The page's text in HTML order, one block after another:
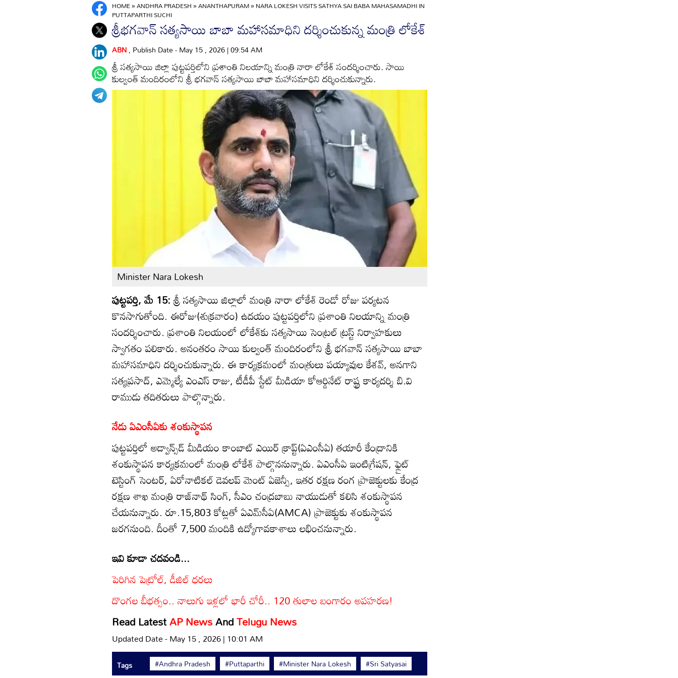
HOME»ANDHRA PRADESH»ANANTHAPURAM»NARA LOKESH VISITS SATHYA SAI BABA MAHASAMADHI IN
PUTTAPARTHI SUCHI
శ్రీభగవాన్ సత్యసాయి బాబా మహాసమాధిని దర్శించుకున్న మంత్రి లోకేశ్
ABN, Publish Date - May 15 , 2026 | 09:54 AM
శ్రీ సత్యసాయి జిల్లా పుట్టపర్తిలోని ప్రశాంతి నిలయాన్ని మంత్రి నారా లోకేశ్ సందర్శించారు. సాయి
కుల్వంత్ మందిరంలోని శ్రీ భగవాన్ సత్యసాయి బాబా మహాసమాధిని దర్శించుకున్నారు.
Minister Nara Lokesh
పుట్టపర్తి, మే 15:శ్రీ సత్యసాయి జిల్లాలో మంత్రి నారా లోకేశ్ రెండో రోజు పర్యటన
కొనసాగుతోంది. ఈరోజు(శుక్రవారం) ఉదయం పుట్టపర్తిలోని ప్రశాంతి నిలయాన్ని మంత్రి
సందర్శించారు. ప్రశాంతి నిలయంలో లోకేశ్‌కు సత్యసాయి సెంట్రల్ ట్రస్ట్ నిర్వాహకులు
స్వాగతం పలికారు. అనంతరం సాయి కుల్వంత్ మందిరంలోని శ్రీ భగవాన్ సత్యసాయి బాబా
మహాసమాధిని దర్శించుకున్నారు. ఈ కార్యక్రమంలో మంత్రులు పయ్యావుల కేశవ్, అనగాని
సత్యప్రసాద్, ఎమ్మెల్యే ఎంఎస్ రాజు, టీడీపీ స్టేట్ మీడియా కోఆర్డినేట్‌ రాష్ట్ర కార్యదర్శి బి.వి
రాముడు తదితరులు పాల్గొన్నారు.
నేడు ఏఎంసీఏకు శంకుస్థాపన
పుట్టపర్తిలో అడ్వాన్స్‌డ్ మీడియం కాంబాట్ ఎయిర్ క్రాప్ట్(ఏఎంసీఏ) తయారీ కేంద్రానికి
శంకుస్థాపన కార్యక్రమంలో మంత్రి లోకేశ్ పాల్గొననున్నారు. ఏఎంసీఏ ఇంటిగ్రేషన్, ఫ్లైట్
టెస్టింగ్ సెంటర్, ఏరోనాటికల్ డెవలప్ మెంట్ ఏజెన్సీ, ఇతర రక్షణ రంగ ప్రాజెక్టులకు కేంద్ర
రక్షణ శాఖ మంత్రి రాజ్‌నాథ్ సింగ్, సీఎం చంద్రబాబు నాయుడుతో కలిసి శంకుస్థాపన
చేయనున్నారు. రూ.15,803 కోట్లతో ఏఎమ్‌సీఏ(AMCA) ప్రాజెక్టుకు శంకుస్థాపన
జరగనుంది. దీంతో 7,500 మందికి ఉద్యోగావకాశాలు లభించనున్నారు.
ఇవి కూడా చదవండి...
పెరిగిన పెట్రోల్, డీజిల్ ధరలు
దొంగల బీభత్సం.. నాలుగు ఇళ్లలో భారీ చోరీ.. 120 తులాల బంగారం అపహరణ!
Read LatestAP NewsAndTelugu News
Updated Date - May 15 , 2026 | 10:01 AM
Tags #Andhra Pradesh #Puttaparthi #Minister Nara Lokesh #Sri Satyasai